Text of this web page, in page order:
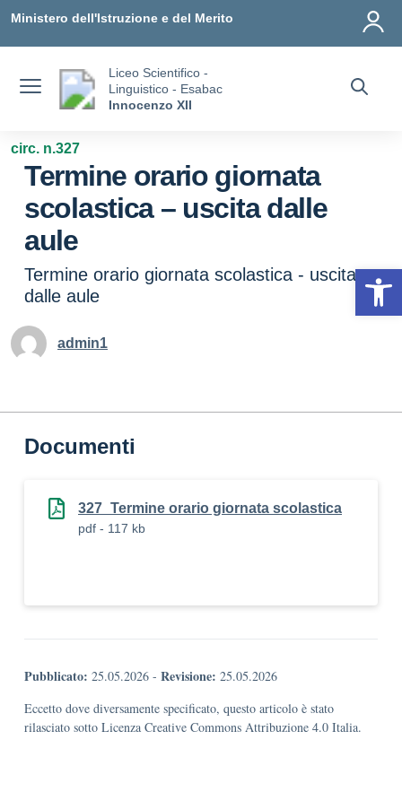
Ministero dell'Istruzione e del Merito
Liceo Scientifico -
Linguistico - Esabac
Innocenzo XII
circ. n.327
Termine orario giornata
scolastica – uscita dalle
aule
Termine orario giornata scolastica - uscita
dalle aule
admin1
Documenti
327_Termine orario giornata scolastica
pdf - 117 kb
Pubblicato: 25.05.2026 - Revisione: 25.05.2026
Eccetto dove diversamente specificato, questo articolo è stato
rilasciato sotto Licenza Creative Commons Attribuzione 4.0 Italia.